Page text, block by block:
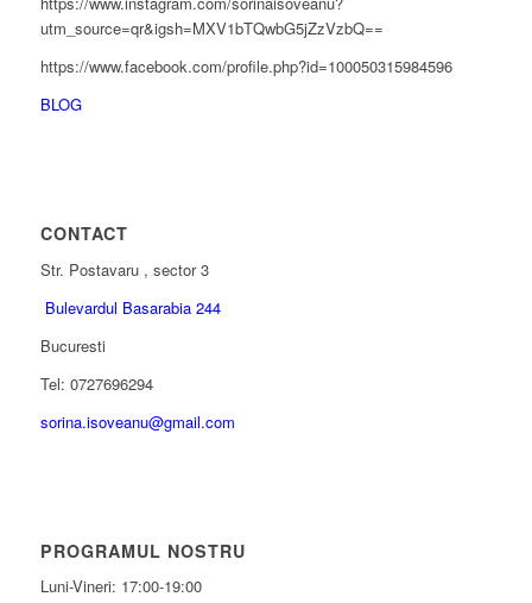
utm_source=qr&igsh=MXV1bTQwbG5jZzVzbQ==
https://www.facebook.com/profile.php?id=100050315984596
BLOG
CONTACT
Str. Postavaru , sector 3
Bulevardul Basarabia 244
Bucuresti
Tel: 0727696294
sorina.isoveanu@gmail.com
PROGRAMUL NOSTRU
Luni-Vineri: 17:00-19:00